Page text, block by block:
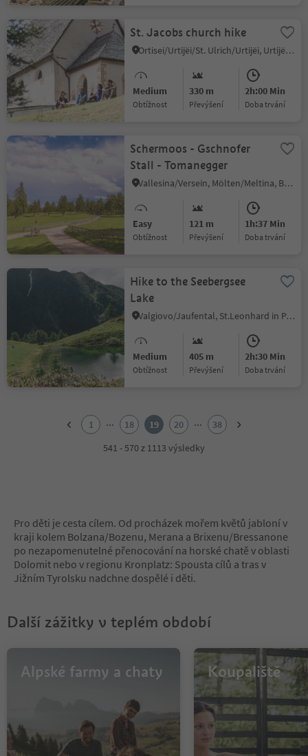
St. Jacobs church hike
Ortisei/Urtijëi/St. Ulrich/Urtijëi, Urtijëi/Ortisei, Dolomites Region Val Gardena
Medium
Obtížnost
330 m
Převýšení
2h:00 Min
doba trvání
Schermoos - Gschnofer
Stall - Tomanegger
Vallesina/Versein, Mölten/Meltina, Bolzano/Bozen and environs
Easy
Obtížnost
121 m
Převýšení
1h:37 Min
doba trvání
Hike to the Seebergsee
Lake
Valgiovo/Jaufental, St.Leonhard in Passeier/San Leonardo in Passiria, Meran/Merano and environs
Medium
Obtížnost
405 m
Převýšení
2h:30 Min
doba trvání
10
11
12
13
14
17
19
24
25
26
1 ... 18 19 20 ...
38
541 - 570 z 1113 výsledky
Pro děti je cesta cílem. Od procházek mořem květů jabloní v
kraji kolem Bolzana/Bozenu, Merana a Brixenu/Bressanone
po nezapomenutelné přenocování na horské chatě v oblasti
Dolomit nebo v regionu Kronplatz: Spousta cílů a tras v
Jižním Tyrolsku nadchne dospělé i děti.
Další zážitky v teplém období
Alpské farmy a chaty Koupaliště